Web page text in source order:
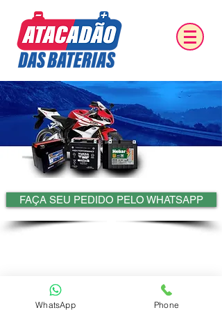
FAÇA SEU PEDIDO PELO WHATSAPP
WhatsApp Phone